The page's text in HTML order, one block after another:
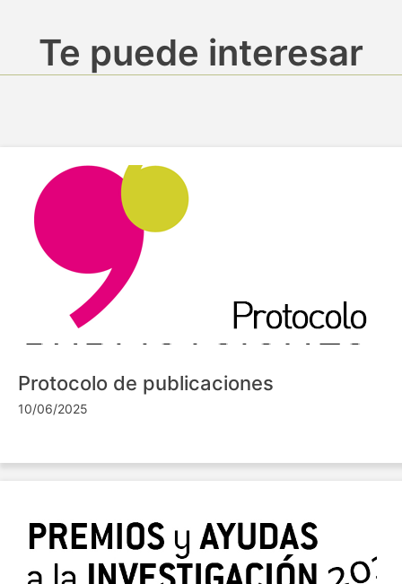
Te puede interesar
Protocolo de publicaciones
10/06/2025